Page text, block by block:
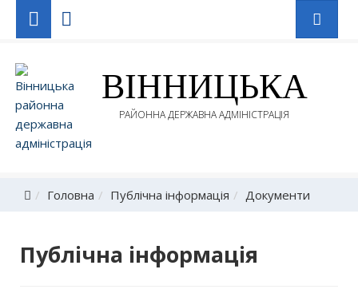
ВІННИЦЬКА
РАЙОННА ДЕРЖАВНА АДМІНІСТРАЦІЯ
Головна Публічна інформація Документи
Публічна інформація